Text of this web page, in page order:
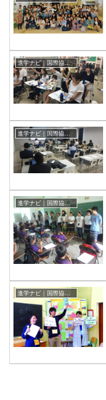
進学ナビ｜国際協力の進学情報
進学ナビ｜国際協力の進学情報
進学ナビ｜国際協力の進学情報
進学ナビ｜国際協力の進学情報